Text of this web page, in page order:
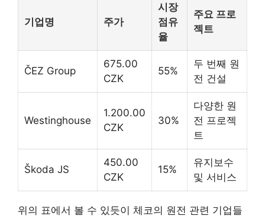
기업명 주가
시장
점유
율
주요 프로
젝트
ČEZ Group
675.00
CZK
55%
두 번째 원
전 건설
Westinghouse
1.200.00
CZK
30%
다양한 원
전 프로젝
트
Škoda JS
450.00
CZK
15%
유지보수
및 서비스
위의 표에서 볼 수 있듯이 체코의 원전 관련 기업들